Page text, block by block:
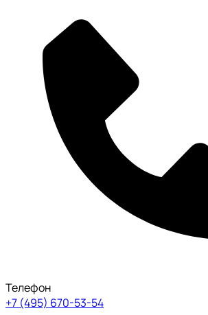
Телефон
+7 (495) 670-53-54